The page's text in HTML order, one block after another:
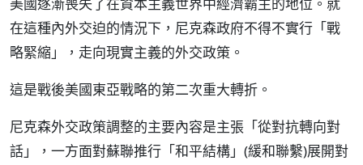
在這種內外交迫的情況下，尼克森政府不得不實行「戰
略緊縮」，走向現實主義的外交政策。
這是戰後美國東亞戰略的第二次重大轉折。
尼克森外交政策調整的主要內容是主張「從對抗轉向對
話」，一方面對蘇聯推行「和平結構」(緩和聯繫)展開對